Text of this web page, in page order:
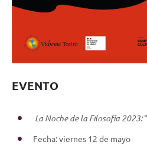
EVENTO
La Noche de la Filosofía 2023:“
Fecha: viernes 12 de mayo